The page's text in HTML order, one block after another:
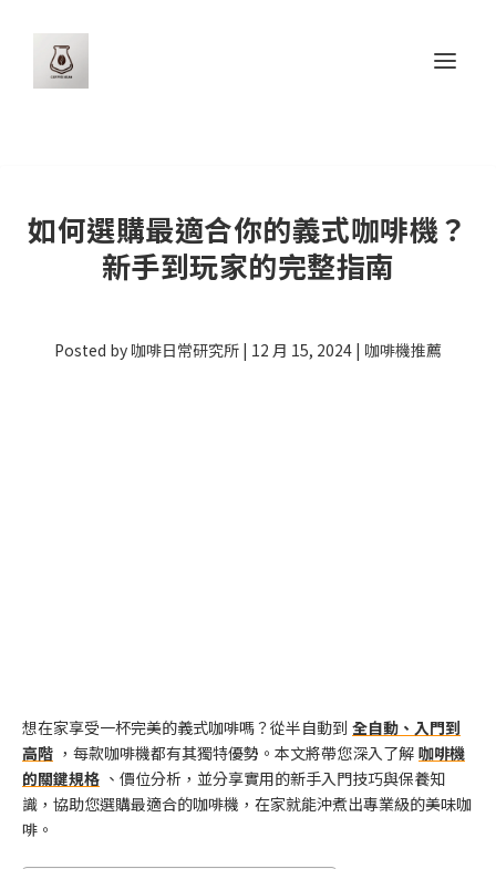
如何選購最適合你的義式咖啡機？
新手到玩家的完整指南
Posted by 咖啡日常研究所 | 12 月 15, 2024 | 咖啡機推薦
想在家享受一杯完美的義式咖啡嗎？從半自動到 全自動、入門到
高階 ，每款咖啡機都有其獨特優勢。本文將帶您深入了解 咖啡機
的關鍵規格 、價位分析，並分享實用的新手入門技巧與保養知
識，協助您選購最適合的咖啡機，在家就能沖煮出專業級的美味咖
啡。